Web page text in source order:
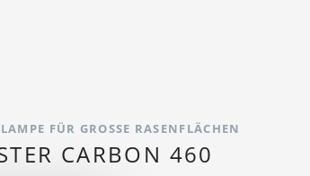
FÜR GROSSE RASENFLÄCHEN
CARBON 460